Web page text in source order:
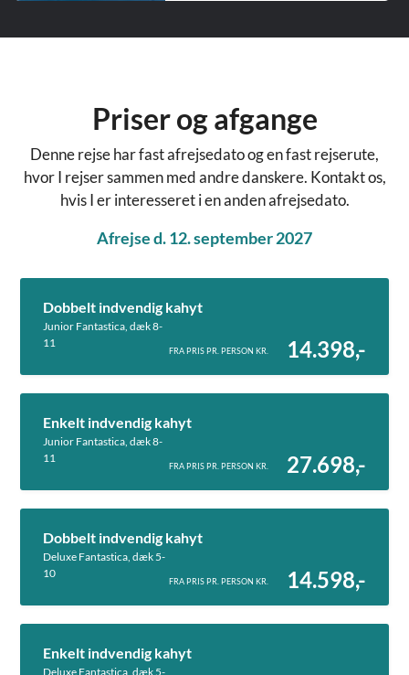
Priser og afgange
Denne rejse har fast afrejsedato og en fast rejserute,
hvor I rejser sammen med andre danskere. Kontakt os,
hvis I er interesseret i en anden afrejsedato.
Afrejse d. 12. september 2027
Dobbelt indvendig kahyt
Junior Fantastica, dæk 8-
11
FRA PRIS PR. PERSON KR. 14.398,-
Enkelt indvendig kahyt
Junior Fantastica, dæk 8-
11
FRA PRIS PR. PERSON KR. 27.698,-
Dobbelt indvendig kahyt
Deluxe Fantastica, dæk 5-
10
FRA PRIS PR. PERSON KR. 14.598,-
Enkelt indvendig kahyt
Deluxe Fantastica, dæk 5-